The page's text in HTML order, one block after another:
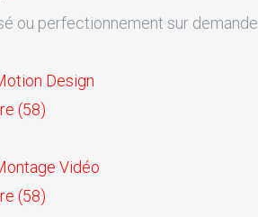
ou perfectionnement sur demande.
Design
(58)
Vidéo
(58)